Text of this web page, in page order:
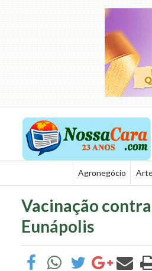
Agronegócio
Vacinação
Eunápolis